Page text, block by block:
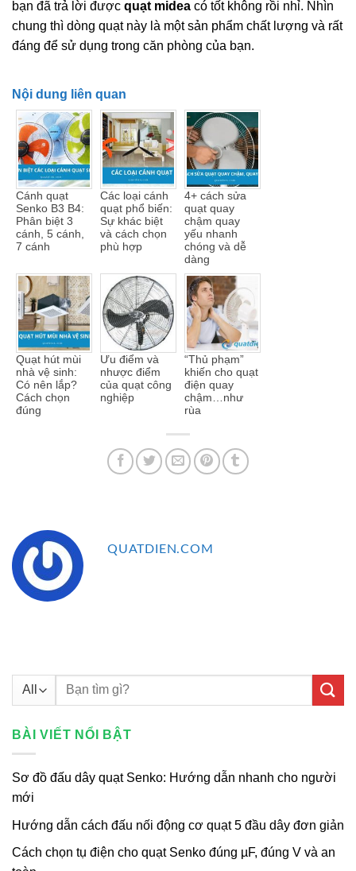
bạn đã trả lời được quạt midea có tốt không rồi nhỉ. Nhìn
chung thì dòng quạt này là một sản phẩm chất lượng và rất
đáng để sử dụng trong căn phòng của bạn.
Nội dung liên quan
Cánh quạt
Senko B3 B4:
Phân biệt 3
cánh, 5 cánh,
7 cánh
Các loại cánh
quạt phổ biến:
Sự khác biệt
và cách chọn
phù hợp
4+ cách sửa
quạt quay
chậm quay
yếu nhanh
chóng và dễ
dàng
Quạt hút mùi
nhà vệ sinh:
Có nên lắp?
Cách chọn
đúng
Ưu điểm và
nhược điểm
của quạt công
nghiệp
“Thủ phạm”
khiến cho quạt
điện quay
chậm…như
rùa
QUATDIEN.COM
Tìm
BÀI VIẾT NỔI BẬT
Sơ đồ đấu dây quạt Senko: Hướng dẫn nhanh cho người
mới
Hướng dẫn cách đấu nối động cơ quạt 5 đầu dây đơn giản
Cách chọn tụ điện cho quạt Senko đúng µF, đúng V và an